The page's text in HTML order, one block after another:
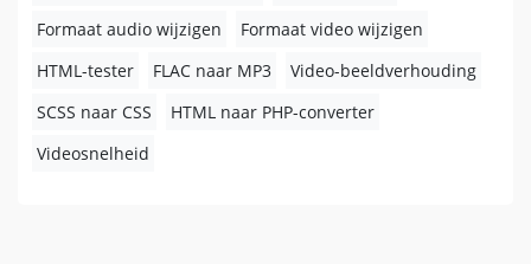
Formaat audio wijzigen
Formaat video wijzigen
HTML-tester
FLAC naar MP3
Video-beeldverhouding
SCSS naar CSS
HTML naar PHP-converter
Videosnelheid